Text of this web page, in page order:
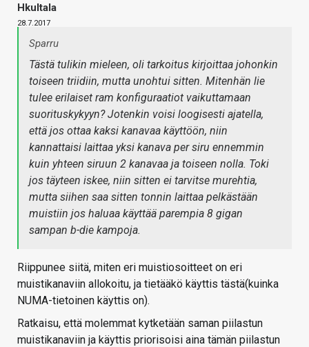
Hkultala
28.7.2017
Sparru
Tästä tulikin mieleen, oli tarkoitus kirjoittaa johonkin
toiseen triidiin, mutta unohtui sitten. Mitenhän lie
tulee erilaiset ram konfiguraatiot vaikuttamaan
suorituskykyyn? Jotenkin voisi loogisesti ajatella,
että jos ottaa kaksi kanavaa käyttöön, niin
kannattaisi laittaa yksi kanava per siru ennemmin
kuin yhteen siruun 2 kanavaa ja toiseen nolla. Toki
jos täyteen iskee, niin sitten ei tarvitse murehtia,
mutta siihen saa sitten tonnin laittaa pelkästään
muistiin jos haluaa käyttää parempia 8 gigan
sampan b-die kampoja.
Riippunee siitä, miten eri muistiosoitteet on eri
muistikanaviin allokoitu, ja tietääkö käyttis tästä(kuinka
NUMA-tietoinen käyttis on).
Ratkaisu, että molemmat kytketään saman piilastun
muistikanaviin ja käyttis priorisoisi aina tämän piilastun